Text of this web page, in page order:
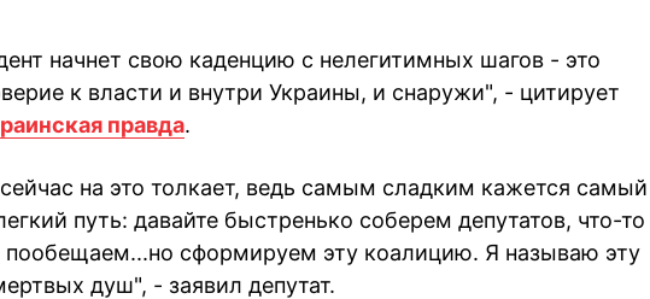
начнет свою каденцию с нелегитимных шагов - это
к власти и внутри Украины, и снаружи", - цитирует
правда.
на это толкает, ведь самым сладким кажется самый
путь: давайте быстренько соберем депутатов, что-то
пообещаем...но сформируем эту коалицию. Я называю эту
душ", - заявил депутат.